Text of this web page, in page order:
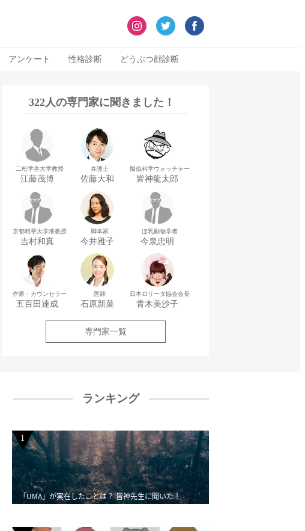
アンケート 性格診断 どうぶつ顔診断
322人の専門家に聞きました！
二松学舎大学教授
江藤茂博
弁護士
佐藤大和
擬似科学ウォッチャー
皆神龍太郎
京都精華大学准教授
吉村和真
脚本家
今井雅子
ほ乳動物学者
今泉忠明
作家・カウンセラー
五百田達成
医師
石原新菜
日本ロリータ協会会長
青木美沙子
専門家一覧
ランキング
1
「UMA」が実在したことは？ 皆神先生に聞いた！